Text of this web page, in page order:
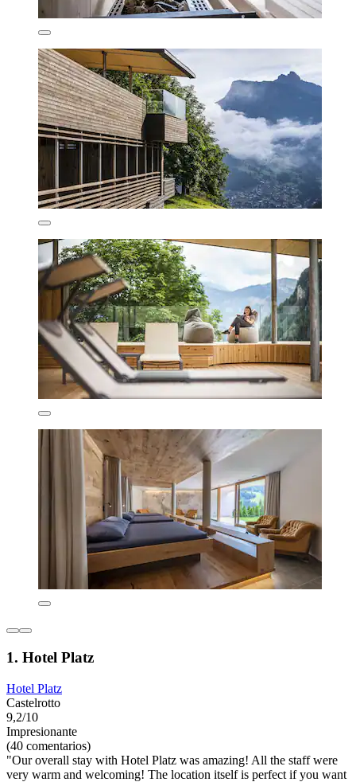
1. Hotel Platz
Hotel Platz
Castelrotto
9,2/10
Impresionante
(40 comentarios)
"Our overall stay with Hotel Platz was amazing! All the staff were
very warm and welcoming! The location itself is perfect if you want